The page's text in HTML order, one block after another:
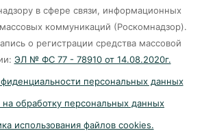
и Москва объединяются ради
СВО в Балтийске посадили
в сфере связи, информационных
коммуникаций (Роскомнадзор).
о регистрации средства массовой
ЭЛ № ФС 77 - 78910 от 14.08.2020г.
персональных данных
на обработку персональных данных
использования файлов cookies.